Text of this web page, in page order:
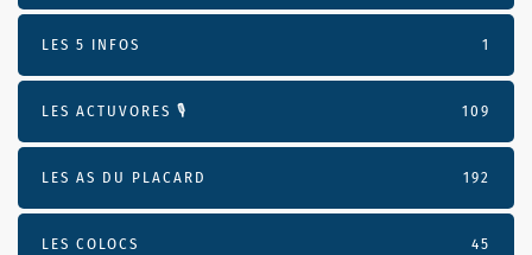
LES 5 INFOS 1
LES ACTUVORES 🎙 109
LES AS DU PLACARD 192
LES COLOCS 45